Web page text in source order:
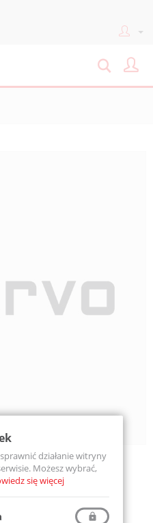
działanie witryny
Możesz wybrać,
się więcej